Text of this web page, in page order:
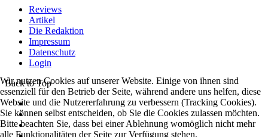
Reviews
Artikel
Die Redaktion
Impressum
Datenschutz
Login
Back to Top
Wir nutzen Cookies auf unserer Website. Einige von ihnen sind
essenziell für den Betrieb der Seite, während andere uns helfen, diese
Website und die Nutzererfahrung zu verbessern (Tracking Cookies).
Sie können selbst entscheiden, ob Sie die Cookies zulassen möchten.
Bitte beachten Sie, dass bei einer Ablehnung womöglich nicht mehr
alle Funktionalitäten der Seite zur Verfügung stehen.